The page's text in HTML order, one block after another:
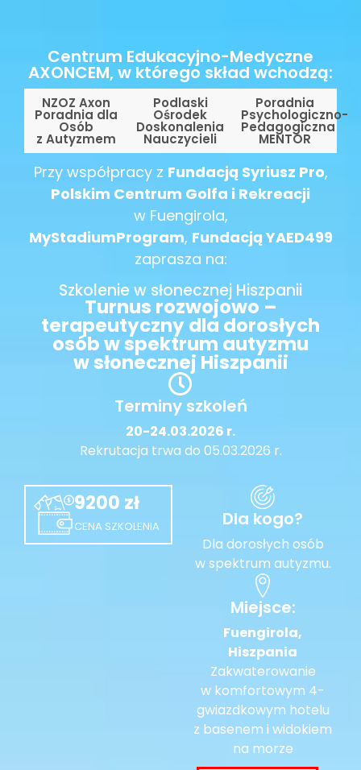
Centrum Edukacyjno-Medyczne
AXONCEM, w którego skład wchodzą:
NZOZ Axon
Poradnia dla
Osób
z Autyzmem
Podlaski
Ośrodek
Doskonalenia
Nauczycieli
Poradnia
Psychologiczno-
Pedagogiczna
MENTOR
Przy współpracy z Fundacją Syriusz Pro,
Polskim Centrum Golfa i Rekreacji
w Fuengirola,
MyStadiumProgram, Fundacją YAED499
zaprasza na:
Szkolenie w słonecznej Hiszpanii
Turnus rozwojowo –
terapeutyczny dla dorosłych
osób w spektrum autyzmu
w słonecznej Hiszpanii
Terminy szkoleń
20-24.03.2026 r.
Rekrutacja trwa do 05.03.2026 r.
9200 zł
CENA SZKOLENIA Dla kogo?
Dla dorosłych osób
w spektrum autyzmu.
Miejsce:
Fuengirola,
Hiszpania
Zakwaterowanie
w komfortowym 4-
gwiazdkowym hotelu
z basenem i widokiem
na morze